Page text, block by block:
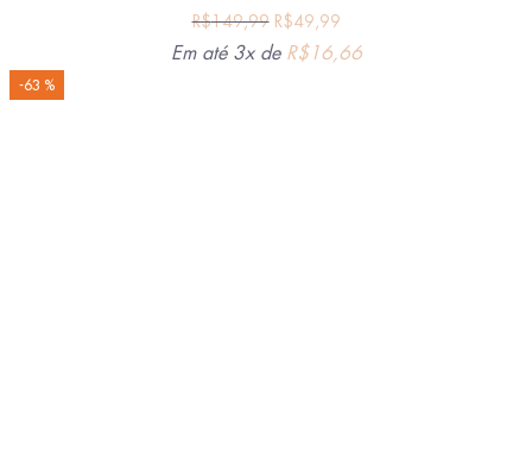
R$149,99 R$49,99
Em até 3x de R$16,66
-63 %